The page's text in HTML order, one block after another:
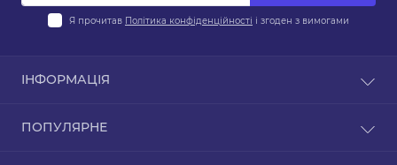
Я прочитав Політика конфіденційності і згоден з вимогами
ІНФОРМАЦІЯ
Доставка
ПОПУЛЯРНЕ